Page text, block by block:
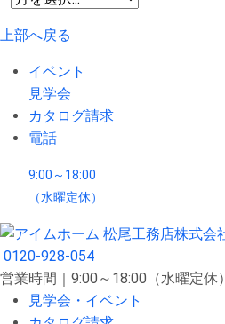
上部へ戻る
イベント
見学会
カタログ請求
電話
9:00～18:00
（水曜定休）
0120-928-054
営業時間｜9:00～18:00（水曜定休）
見学会・イベント